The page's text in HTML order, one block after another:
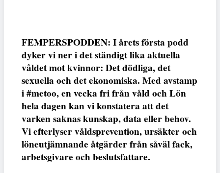
FEMPERSPODDEN: I årets första podd
dyker vi ner i det ständigt lika aktuella
våldet mot kvinnor: Det dödliga, det
sexuella och det ekonomiska. Med avstamp
i #metoo, en vecka fri från våld och Lön
hela dagen kan vi konstatera att det
varken saknas kunskap, data eller behov.
Vi efterlyser våldsprevention, ursäkter och
löneutjämnande åtgärder från såväl fack,
arbetsgivare och beslutsfattare.